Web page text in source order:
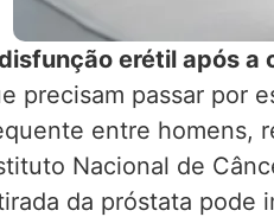
erétil após a
precisam passar por
entre homens,
Nacional de
da próstata pode